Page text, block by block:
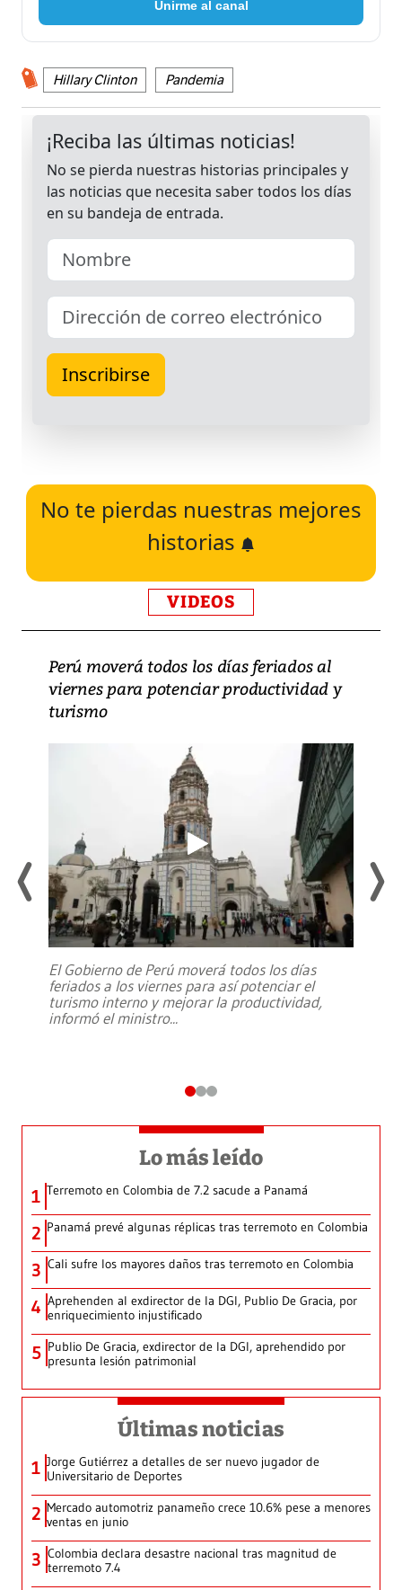
Unirme al canal
Hillary Clinton Pandemia
No te pierdas nuestras mejores
historias
VIDEOS
Perú moverá todos los días feriados al
viernes para potenciar productividad y
turismo
El Gobierno de Perú moverá todos los días
feriados a los viernes para así potenciar el
turismo interno y mejorar la productividad,
informó el ministro...
Lo más leído
1 Terremoto en Colombia de 7.2 sacude a Panamá
2 Panamá prevé algunas réplicas tras terremoto en Colombia
3 Cali sufre los mayores daños tras terremoto en Colombia
4 Aprehenden al exdirector de la DGI, Publio De Gracia, por
enriquecimiento injustificado
5 Publio De Gracia, exdirector de la DGI, aprehendido por
presunta lesión patrimonial
Últimas noticias
1 Jorge Gutiérrez a detalles de ser nuevo jugador de
Universitario de Deportes
2 Mercado automotriz panameño crece 10.6% pese a menores
ventas en junio
3 Colombia declara desastre nacional tras magnitud de
terremoto 7.4